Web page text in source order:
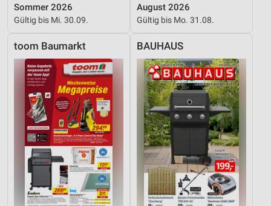
Sommer 2026
Gültig bis Mi. 30.09.
August 2026
Gültig bis Mo. 31.08.
toom Baumarkt BAUHAUS